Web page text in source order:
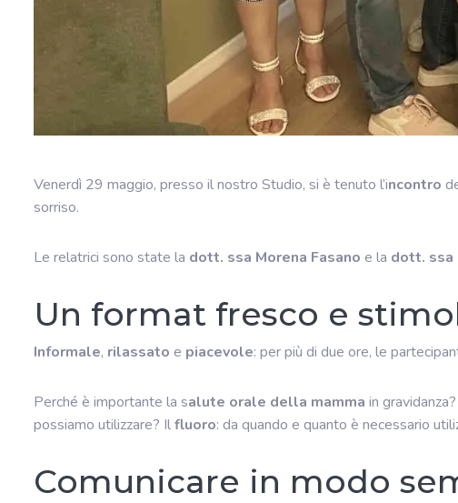
Venerdì 29 maggio, presso il nostro Studio, si è tenuto l’incontro
sorriso.
Le relatrici sono state la dott. ssa Morena Fasano e la dott. ssa
Un format fresco e
Informale, rilassato e piacevole: per più di due ore, le
Perché è importante la salute orale della mamma in
possiamo utilizzare? Ilfluoro: da quando e quanto è necessario
Comunicare in modo